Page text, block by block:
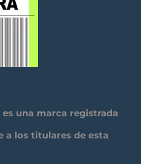
una marca registrada
a los titulares de esta